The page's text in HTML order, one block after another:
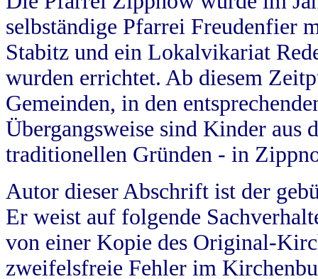
selbständige Pfarrei Freudenfier
Stabitz und ein Lokalvikariat
wurden errichtet. Ab diesem
Gemeinden, in den
Übergangsweise sind Kinder aus
traditionellen Gründen - in
Autor dieser Abschrift ist der
Er weist auf folgende
von einer Kopie des Original-
zweifelsfreie Fehler im